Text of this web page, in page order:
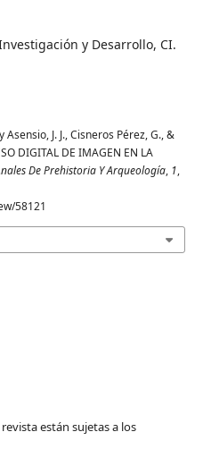
y Desarrollo, CI.
J. J., Cisneros Pérez, G., &
DIGITAL DE IMAGEN EN LA
De Prehistoria Y Arqueología, 1,
58121
están sujetas a los